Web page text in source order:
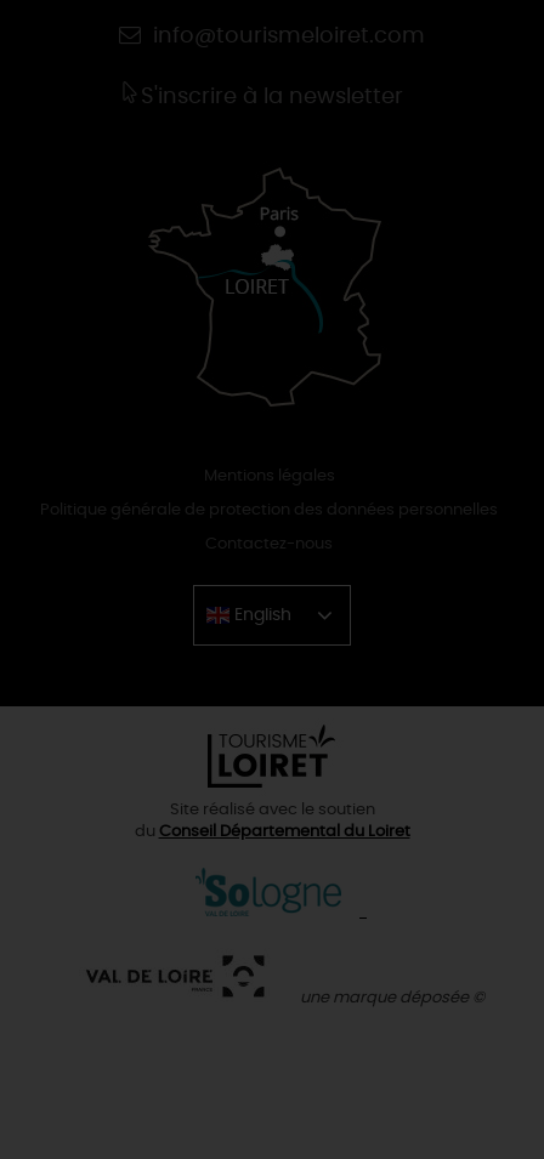
info@tourismeloiret.com
S'inscrire à la newsletter
Mentions légales
Politique générale de protection des données personnelles
Contactez-nous
English
Chinese
Site réalisé avec le soutien
du Conseil Départemental du Loiret
une marque déposée ©